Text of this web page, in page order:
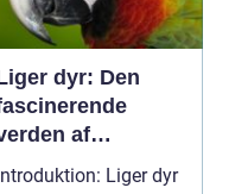
dyr: Den
af
Liger dyr